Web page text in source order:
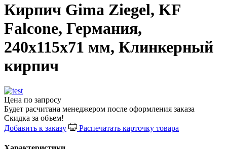
Кирпич Gima Ziegel, KF
Falcone, Германия,
240х115х71 мм, Клинкерный
кирпич
Цена по запросу
Будет расчитана менеджером после оформления заказа
Скидка за объем!
Добавить к заказу
Распечатать карточку товара